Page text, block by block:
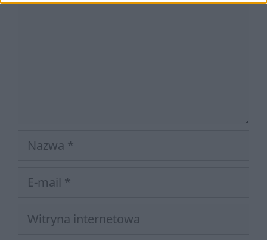
Nazwa
Witryna
internetowa